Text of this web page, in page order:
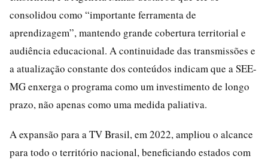
consolidou como “importante ferramenta de
aprendizagem”, mantendo grande cobertura territorial e
audiência educacional. A continuidade das transmissões e
a atualização constante dos conteúdos indicam que a SEE-
MG enxerga o programa como um investimento de longo
prazo, não apenas como uma medida paliativa.
A expansão para a TV Brasil, em 2022, ampliou o alcance
para todo o território nacional, beneficiando estados com